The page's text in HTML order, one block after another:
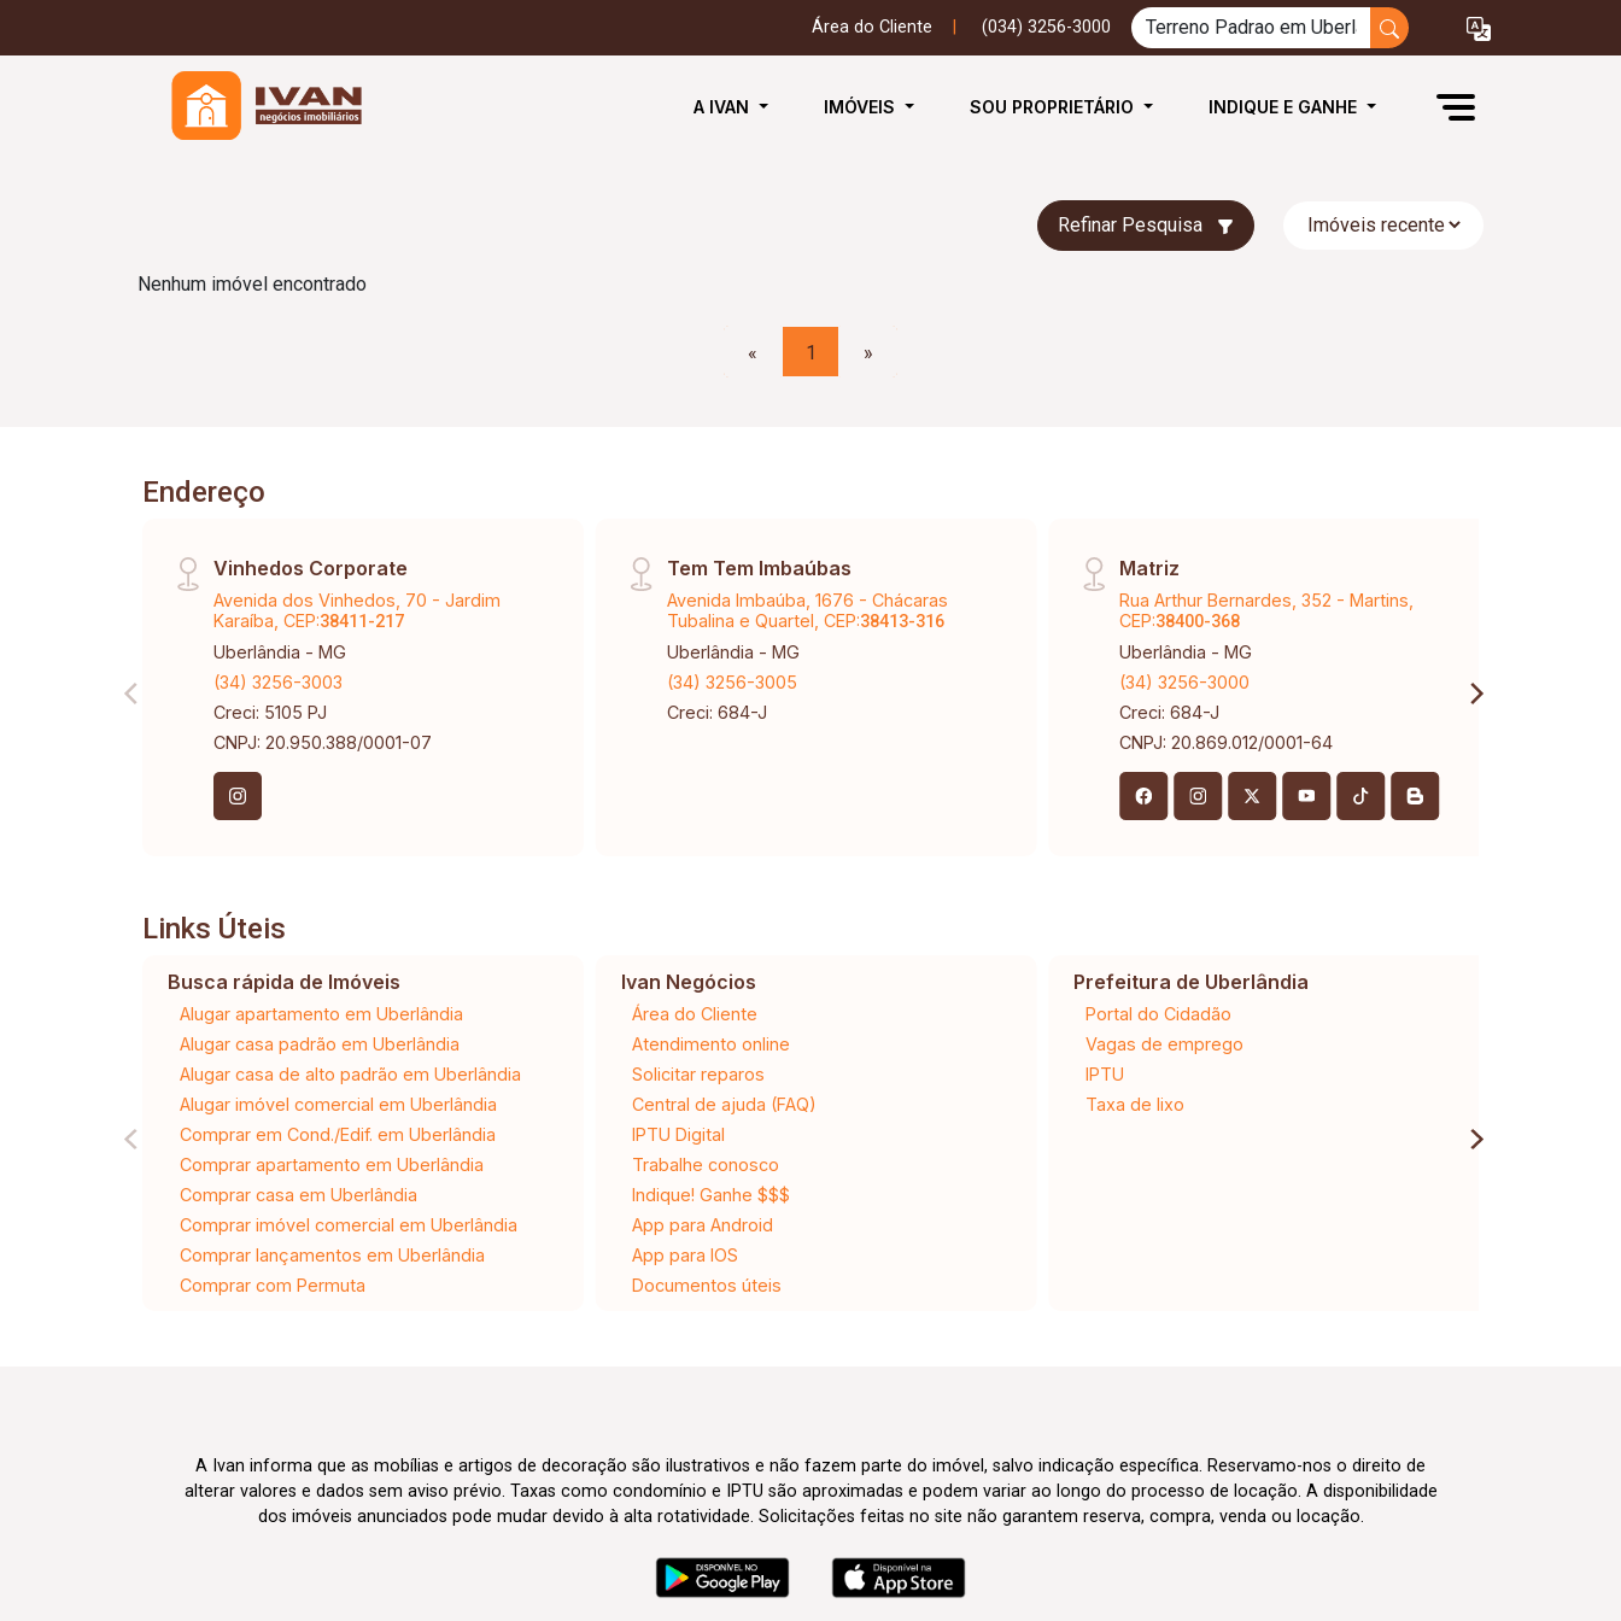
Área do Cliente (034) 3256-3000
A IVAN IMÓVEIS SOU PROPRIETÁRIO INDIQUE E GANHE
Refinar Pesquisa
Nenhum imóvel encontrado
« 1 »
Endereço
Vinhedos Corporate
Avenida dos Vinhedos, 70 - Jardim
Karaíba, CEP:38411-217
Uberlândia - MG
(34) 3256-3003
Creci: 5105 PJ
CNPJ: 20.950.388/0001-07
Tem Tem Imbaúbas
Avenida Imbaúba, 1676 - Chácaras
Tubalina e Quartel, CEP:38413-316
Uberlândia - MG
(34) 3256-3005
Creci: 684-J
Matriz
Rua Arthur Bernardes, 352 - Martins,
CEP:38400-368
Uberlândia - MG
(34) 3256-3000
Creci: 684-J
CNPJ: 20.869.012/0001-64
Links Úteis
Busca rápida de Imóveis
Alugar apartamento em Uberlândia
Alugar casa padrão em Uberlândia
Alugar casa de alto padrão em Uberlândia
Alugar imóvel comercial em Uberlândia
Comprar em Cond./Edif. em Uberlândia
Comprar apartamento em Uberlândia
Comprar casa em Uberlândia
Comprar imóvel comercial em Uberlândia
Comprar lançamentos em Uberlândia
Comprar com Permuta
Ivan Negócios
Área do Cliente
Atendimento online
Solicitar reparos
Central de ajuda (FAQ)
IPTU Digital
Trabalhe conosco
Indique! Ganhe $$$
App para Android
App para IOS
Documentos úteis
Prefeitura de Uberlândia
Portal do Cidadão
Vagas de emprego
IPTU
Taxa de lixo
A Ivan informa que as mobílias e artigos de decoração são ilustrativos e não fazem parte do imóvel, salvo indicação específica. Reservamo-nos o direito de
alterar valores e dados sem aviso prévio. Taxas como condomínio e IPTU são aproximadas e podem variar ao longo do processo de locação. A disponibilidade
dos imóveis anunciados pode mudar devido à alta rotatividade. Solicitações feitas no site não garantem reserva, compra, venda ou locação.